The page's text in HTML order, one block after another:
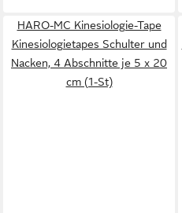
HARO-MC Kinesiologie-Tape
Kinesiologietapes Schulter und
Nacken, 4 Abschnitte je 5 x 20
cm (1-St)